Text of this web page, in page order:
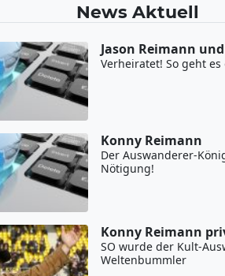
News Aktuell
Jason Reimann
Verheiratet! So geht
Konny Reimann
Der Auswanderer-
Nötigung!
Konny Reimann
SO wurde der Kult-
Weltenbummler